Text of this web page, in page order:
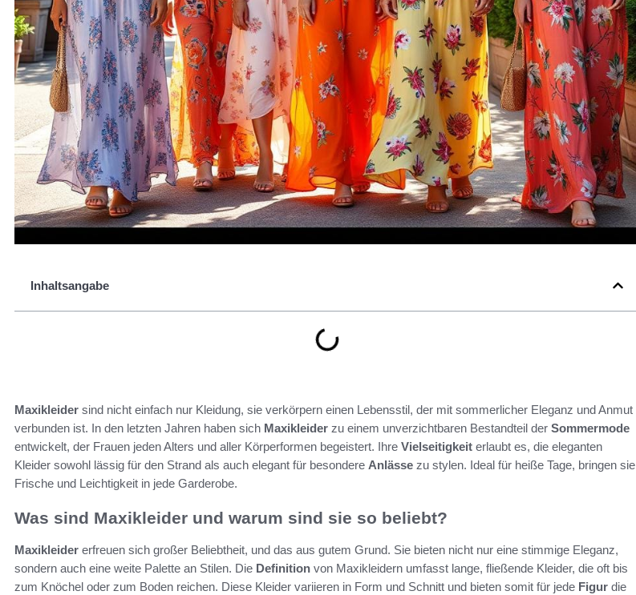
Inhaltsangabe
Maxikleider sind nicht einfach nur Kleidung, sie verkörpern einen Lebensstil, der mit sommerlicher Eleganz und Anmut
verbunden ist. In den letzten Jahren haben sich Maxikleider zu einem unverzichtbaren Bestandteil der Sommermode
entwickelt, der Frauen jeden Alters und aller Körperformen begeistert. Ihre Vielseitigkeit erlaubt es, die eleganten
Kleider sowohl lässig für den Strand als auch elegant für besondere Anlässe zu stylen. Ideal für heiße Tage, bringen sie
Frische und Leichtigkeit in jede Garderobe.
Was sind Maxikleider und warum sind sie so beliebt?
Maxikleider erfreuen sich großer Beliebtheit, und das aus gutem Grund. Sie bieten nicht nur eine stimmige Eleganz,
sondern auch eine weite Palette an Stilen. Die Definition von Maxikleidern umfasst lange, fließende Kleider, die oft bis
zum Knöchel oder zum Boden reichen. Diese Kleider variieren in Form und Schnitt und bieten somit für jede Figur die